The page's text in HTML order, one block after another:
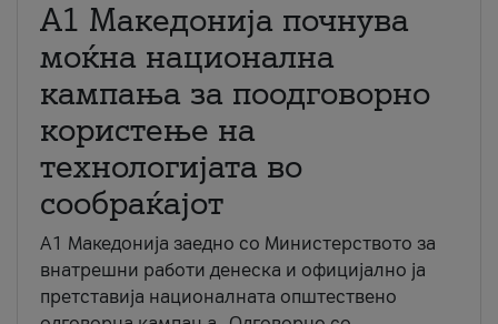
A1 Македонија почнува
моќна национална
кампања за поодговорно
користење на
технологијата во
сообраќајот
A1 Македонија заедно со Министерството за
внатрешни работи денеска и официјално ја
претставија националната општествено